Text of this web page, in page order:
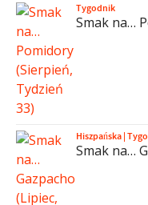
Tygodnik
Smak na…
Hiszpańska|
Smak na…